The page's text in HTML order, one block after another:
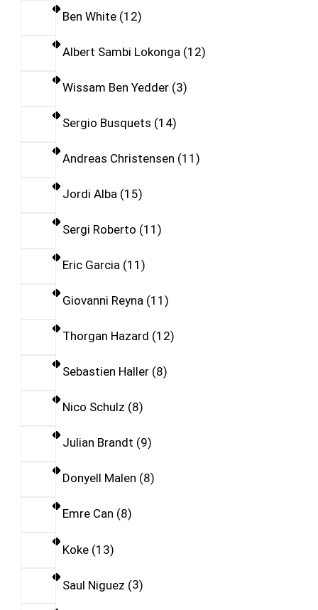
Ben White 12
Albert Sambi Lokonga 12
Wissam Ben Yedder 3
Sergio Busquets 14
Andreas Christensen 11
Jordi Alba 15
Sergi Roberto 11
Eric Garcia 11
Giovanni Reyna 11
Thorgan Hazard 12
Sebastien Haller 8
Nico Schulz 8
Julian Brandt 9
Donyell Malen 8
Emre Can 8
Koke 13
Saul Niguez 3